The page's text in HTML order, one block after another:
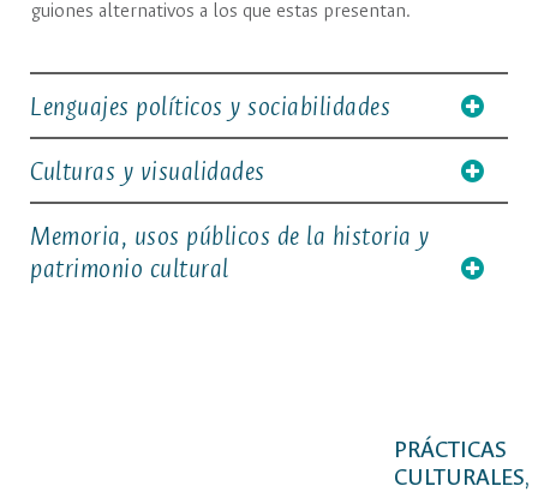
guiones alternativos a los que estas presentan.
Lenguajes políticos y sociabilidades
Culturas y visualidades
Memoria, usos públicos de la historia y
patrimonio cultural
PRÁCTICAS
CULTURALES,